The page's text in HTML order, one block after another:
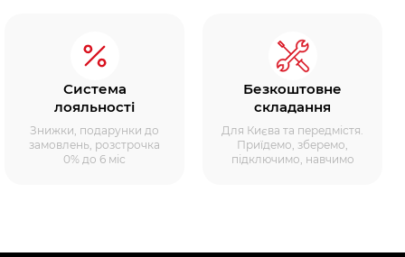
Система
лояльності
Знижки, подарунки до
замовлень, розстрочка
0% до 6 міс
Безкоштовне
складання
Для Києва та передмістя.
Приїдемо, зберемо,
підключимо, навчимо